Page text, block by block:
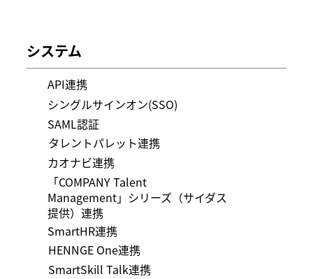
システム
API連携
シングルサインオン(SSO)
SAML認証
タレントパレット連携
カオナビ連携
「COMPANY Talent
Management」シリーズ（サイダス
提供）連携
​SmartHR連携
HENNGE One連携
SmartSkill Talk連携